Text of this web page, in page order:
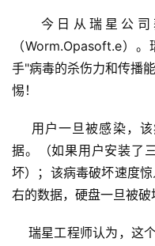
今日从瑞星公司
（Worm.Opasoft.e）
手"病毒的杀伤力和传播
惕！
用户一旦被感染，该
据。（如果用户安装了
坏）；该病毒破坏速度
右的数据，硬盘一旦被破
瑞星工程师认为，这